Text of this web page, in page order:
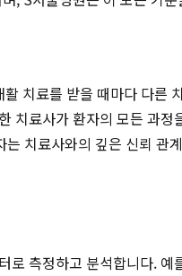
치료를 받을 때마다 다른
치료사가 환자의 모든 과
치료사와의 깊은 신뢰 관
측정하고 분석합니다.